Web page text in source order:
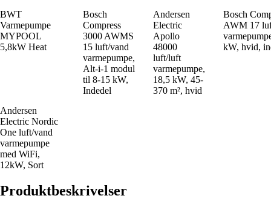
BWT
Varmepumpe
MYPOOL
5,8kW Heat
Bosch
Compress
3000 AWMS
15 luft/vand
varmepumpe,
Alt-i-1 modul
til 8-15 kW,
Indedel
Andersen
Electric
Apollo
48000
luft/luft
varmepumpe,
18,5 kW, 45-
370 m², hvid
Bosch
AWM 17
kW, hvid,
Andersen
Electric Nordic
One luft/vand
varmepumpe
med WiFi,
12kW, Sort
Produktbeskrivelser